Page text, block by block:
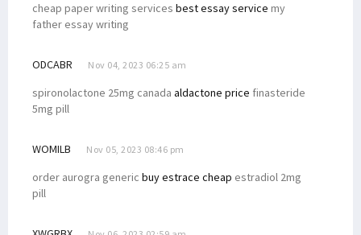
cheap paper writing services best essay service my
father essay writing
ODCABR Nov 04, 2023 06:25 am
spironolactone 25mg canada aldactone price finasteride
5mg pill
WOMILB Nov 05, 2023 08:46 pm
order aurogra generic buy estrace cheap estradiol 2mg
pill